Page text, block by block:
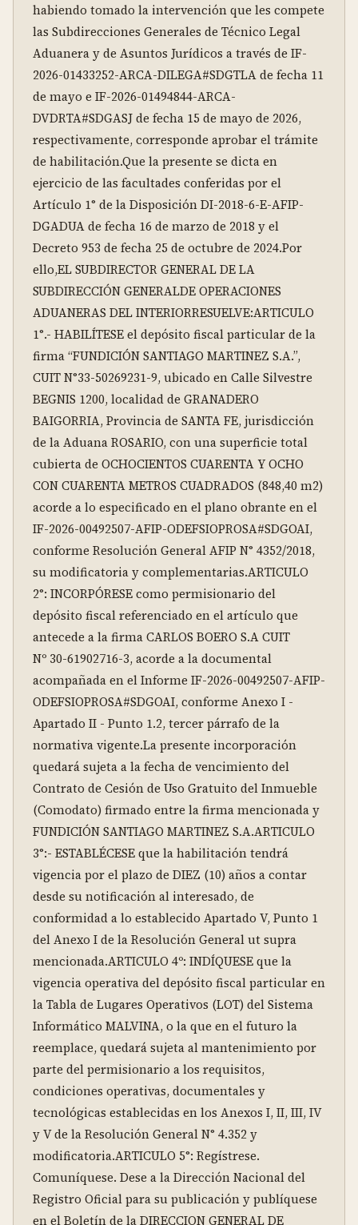
habiendo tomado la intervención que les compete
las Subdirecciones Generales de Técnico Legal
Aduanera y de Asuntos Jurídicos a través de IF-
2026-01433252-ARCA-DILEGA#SDGTLA de fecha 11
de mayo e IF-2026-01494844-ARCA-
DVDRTA#SDGASJ de fecha 15 de mayo de 2026,
respectivamente, corresponde aprobar el trámite
de habilitación.Que la presente se dicta en
ejercicio de las facultades conferidas por el
Artículo 1° de la Disposición DI-2018-6-E-AFIP-
DGADUA de fecha 16 de marzo de 2018 y el
Decreto 953 de fecha 25 de octubre de 2024.Por
ello,EL SUBDIRECTOR GENERAL DE LA
SUBDIRECCIÓN GENERALDE OPERACIONES
ADUANERAS DEL INTERIORRESUELVE:ARTICULO
1°.- HABILÍTESE el depósito fiscal particular de la
firma “FUNDICIÓN SANTIAGO MARTINEZ S.A.”,
CUIT N°33-50269231-9, ubicado en Calle Silvestre
BEGNIS 1200, localidad de GRANADERO
BAIGORRIA, Provincia de SANTA FE, jurisdicción
de la Aduana ROSARIO, con una superficie total
cubierta de OCHOCIENTOS CUARENTA Y OCHO
CON CUARENTA METROS CUADRADOS (848,40 m2)
acorde a lo especificado en el plano obrante en el
IF-2026-00492507-AFIP-ODEFSIOPROSA#SDGOAI,
conforme Resolución General AFIP N° 4352/2018,
su modificatoria y complementarias.ARTICULO
2°: INCORPÓRESE como permisionario del
depósito fiscal referenciado en el artículo que
antecede a la firma CARLOS BOERO S.A CUIT
Nº 30-61902716-3, acorde a la documental
acompañada en el Informe IF-2026-00492507-AFIP-
ODEFSIOPROSA#SDGOAI, conforme Anexo I -
Apartado II - Punto 1.2, tercer párrafo de la
normativa vigente.La presente incorporación
quedará sujeta a la fecha de vencimiento del
Contrato de Cesión de Uso Gratuito del Inmueble
(Comodato) firmado entre la firma mencionada y
FUNDICIÓN SANTIAGO MARTINEZ S.A.ARTICULO
3°:- ESTABLÉCESE que la habilitación tendrá
vigencia por el plazo de DIEZ (10) años a contar
desde su notificación al interesado, de
conformidad a lo establecido Apartado V, Punto 1
del Anexo I de la Resolución General ut supra
mencionada.ARTICULO 4º: INDÍQUESE que la
vigencia operativa del depósito fiscal particular en
la Tabla de Lugares Operativos (LOT) del Sistema
Informático MALVINA, o la que en el futuro la
reemplace, quedará sujeta al mantenimiento por
parte del permisionario a los requisitos,
condiciones operativas, documentales y
tecnológicas establecidas en los Anexos I, II, III, IV
y V de la Resolución General N° 4.352 y
modificatoria.ARTICULO 5°: Regístrese.
Comuníquese. Dese a la Dirección Nacional del
Registro Oficial para su publicación y publíquese
en el Boletín de la DIRECCION GENERAL DE